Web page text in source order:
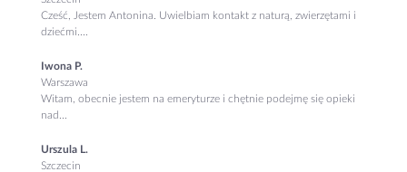
Cześć, Jestem Antonina. Uwielbiam kontakt z naturą, zwierzętami i
dziećmi....
Iwona P.
Warszawa
Witam, obecnie jestem na emeryturze i chętnie podejmę się opieki
nad...
Urszula L.
Szczecin